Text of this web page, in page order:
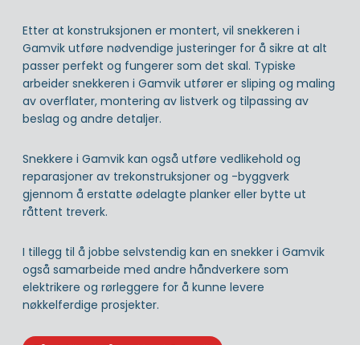
Etter at konstruksjonen er montert, vil snekkeren i
Gamvik utføre nødvendige justeringer for å sikre at alt
passer perfekt og fungerer som det skal. Typiske
arbeider snekkeren i Gamvik utfører er sliping og maling
av overflater, montering av listverk og tilpassing av
beslag og andre detaljer.
Snekkere i Gamvik kan også utføre vedlikehold og
reparasjoner av trekonstruksjoner og -byggverk
gjennom å erstatte ødelagte planker eller bytte ut
råttent treverk.
I tillegg til å jobbe selvstendig kan en snekker i Gamvik
også samarbeide med andre håndverkere som
elektrikere og rørleggere for å kunne levere
nøkkelferdige prosjekter.